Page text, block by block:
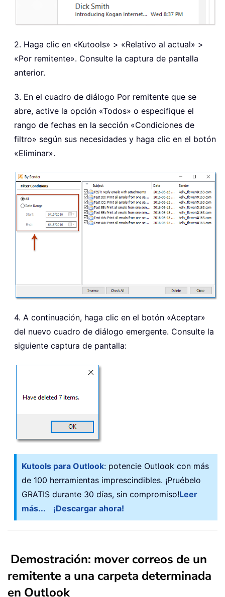
2. Haga clic en «Kutools» > «Relativo al actual» >
«Por remitente». Consulte la captura de pantalla
anterior.
3. En el cuadro de diálogo Por remitente que se
abre, active la opción «Todos» o especifique el
rango de fechas en la sección «Condiciones de
filtro» según sus necesidades y haga clic en el botón
«Eliminar».
4. A continuación, haga clic en el botón «Aceptar»
del nuevo cuadro de diálogo emergente. Consulte la
siguiente captura de pantalla:
Kutools para Outlook: potencie Outlook con más
de 100 herramientas imprescindibles. ¡Pruébelo
GRATIS durante 30 días, sin compromiso!Leer
más...
¡Descargar ahora!
Demostración: mover correos de un
remitente a una carpeta determinada
en Outlook